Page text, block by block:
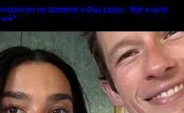
në dasmën e Dua Lipës: “Një event